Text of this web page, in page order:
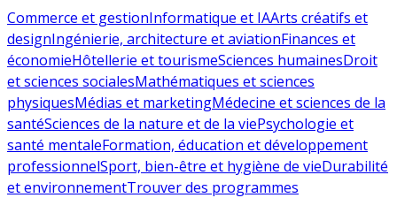
Commerce et gestionInformatique et IAArts créatifs et
designIngénierie, architecture et aviationFinances et
économieHôtellerie et tourismeSciences humainesDroit
et sciences socialesMathématiques et sciences
physiquesMédias et marketingMédecine et sciences de la
santéSciences de la nature et de la viePsychologie et
santé mentaleFormation, éducation et développement
professionnelSport, bien-être et hygiène de vieDurabilité
et environnementTrouver des programmes